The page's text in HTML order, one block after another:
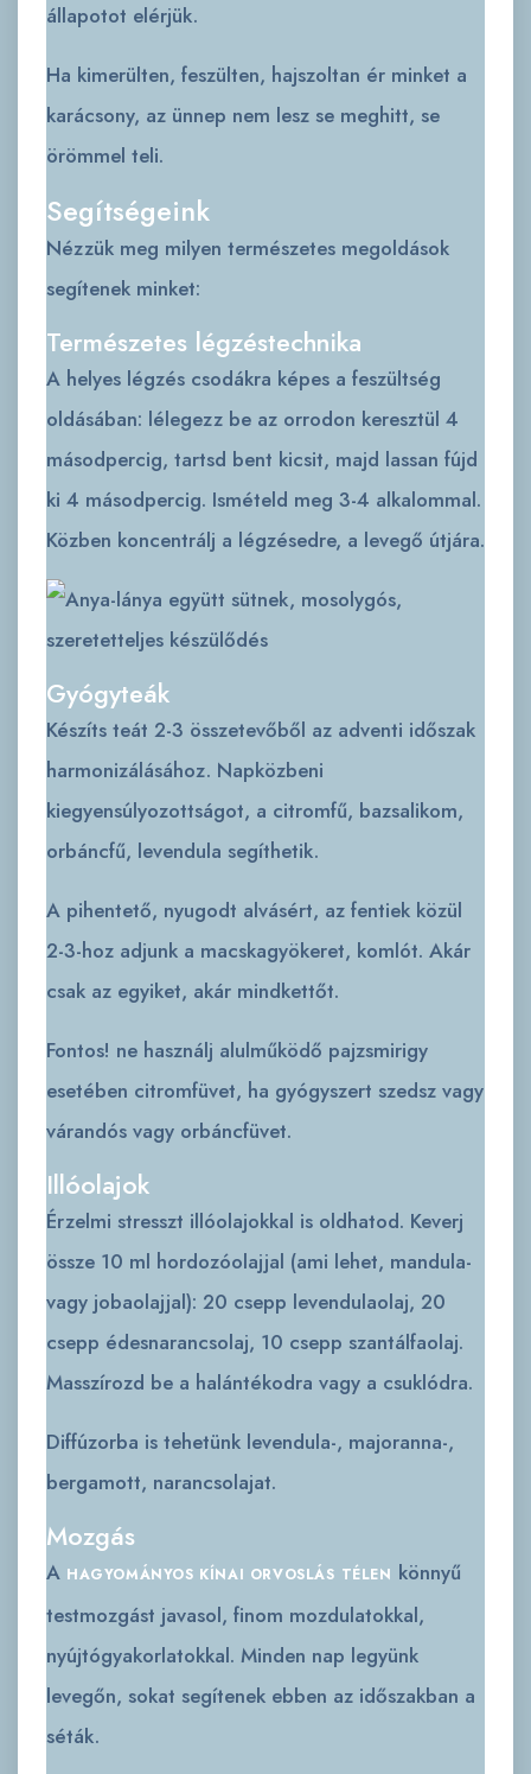
állapotot elérjük.
Ha kimerülten, feszülten, hajszoltan ér minket a
karácsony, az ünnep nem lesz se meghitt, se
örömmel teli.
Segítségeink
Nézzük meg milyen természetes megoldások
segítenek minket:
Természetes légzéstechnika
A helyes légzés csodákra képes a feszültség
oldásában: lélegezz be az orrodon keresztül 4
másodpercig, tartsd bent kicsit, majd lassan fújd
ki 4 másodpercig. Ismételd meg 3-4 alkalommal.
Közben koncentrálj a légzésedre, a levegő útjára.
Gyógyteák
Készíts teát 2-3 összetevőből az adventi időszak
harmonizálásához. Napközbeni
kiegyensúlyozottságot, a citromfű, bazsalikom,
orbáncfű, levendula segíthetik.
A pihentető, nyugodt alvásért, az fentiek közül
2-3-hoz adjunk a macskagyökeret, komlót. Akár
csak az egyiket, akár mindkettőt.
Fontos! ne használj alulműködő pajzsmirigy
esetében citromfüvet, ha gyógyszert szedsz vagy
várandós vagy orbáncfüvet.
Illóolajok
Érzelmi stresszt illóolajokkal is oldhatod. Keverj
össze 10 ml hordozóolajjal (ami lehet, mandula-
vagy jobaolajjal): 20 csepp levendulaolaj, 20
csepp édesnarancsolaj, 10 csepp szantálfaolaj.
Masszírozd be a halántékodra vagy a csuklódra.
Diffúzorba is tehetünk levendula-, majoranna-,
bergamott, narancsolajat.
Mozgás
A HAGYOMÁNYOS KÍNAI ORVOSLÁS TÉLEN könnyű
testmozgást javasol, finom mozdulatokkal,
nyújtógyakorlatokkal. Minden nap legyünk
levegőn, sokat segítenek ebben az időszakban a
séták.